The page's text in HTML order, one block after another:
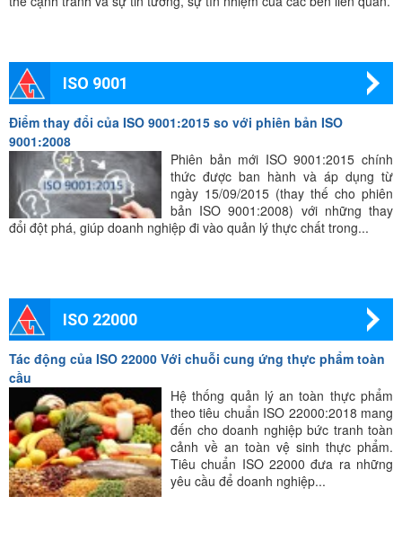
ISO 9001
Điểm thay đổi của ISO 9001:2015 so với phiên bản ISO
9001:2008
Phiên bản mới ISO 9001:2015 chính
thức được ban hành và áp dụng từ
ngày 15/09/2015 (thay thế cho phiên
bản ISO 9001:2008) với những thay
đổi đột phá, giúp doanh nghiệp đi vào quản lý thực chất trong...
ISO 22000
Tác động của ISO 22000 Với chuỗi cung ứng thực phẩm toàn
cầu
Hệ thống quản lý an toàn thực phẩm
theo tiêu chuẩn ISO 22000:2018 mang
đến cho doanh nghiệp bức tranh toàn
cảnh về an toàn vệ sinh thực phẩm.
Tiêu chuẩn ISO 22000 đưa ra những
yêu cầu để doanh nghiệp...